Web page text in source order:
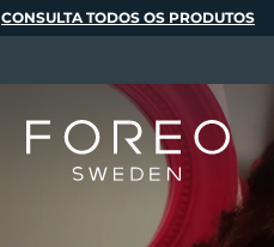
CONSULTA TODOS OS PRODUTOS